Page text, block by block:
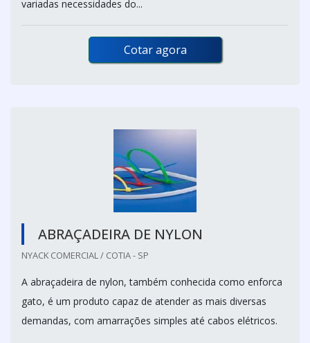
variadas necessidades do...
Cotar agora
ABRAÇADEIRA DE NYLON
NYACK COMERCIAL / COTIA - SP
A abraçadeira de nylon, também conhecida como enforca
gato, é um produto capaz de atender as mais diversas
demandas, com amarrações simples até cabos elétricos.